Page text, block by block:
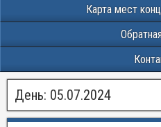
Карта мест
День: 05.07.2024